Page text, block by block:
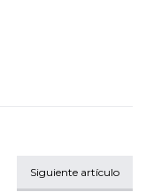
Siguiente artículo